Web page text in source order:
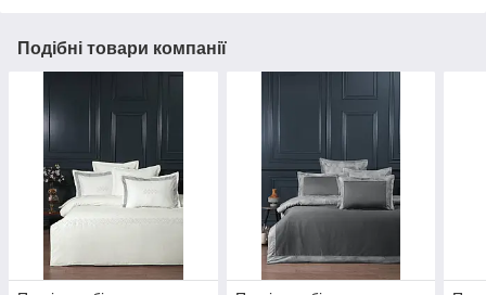
Подібні товари компанії